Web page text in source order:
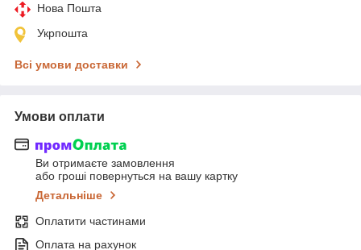
Нова Пошта
Укрпошта
Всі умови доставки
Умови оплати
Ви отримаєте замовлення
або гроші повернуться на вашу картку
Детальніше
Оплатити частинами
Оплата на рахунок